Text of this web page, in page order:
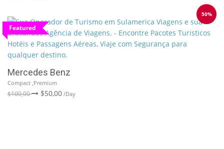
Featured
50%
Mercedes Benz
Compact ,Premium
$100,00 $50,00 /Day